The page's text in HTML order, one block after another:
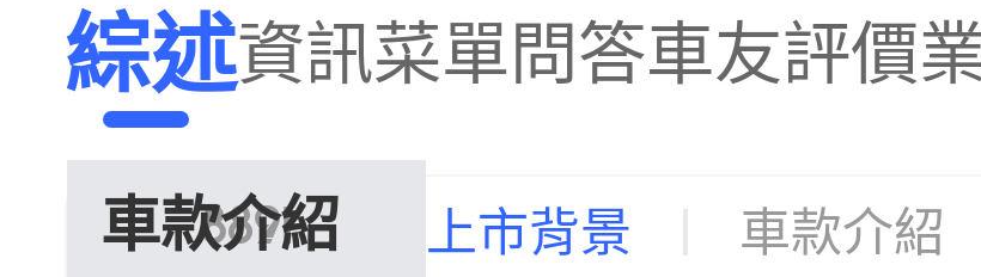
綜述資訊菜單問答車友評價
車款介紹 上市背景 車款介紹